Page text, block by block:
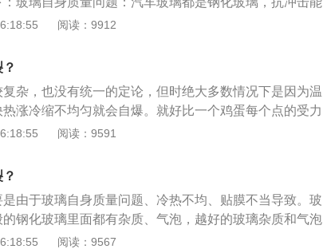
应及时更换新的；13、气缸侵蚀：当燃烧室与水道碰撞
烟，导致水箱经常缺水；解决方法：建议车主去4S店或
。
种情况，应立即靠边停车，切勿继续行驶。虽说一些小
了安全起见，还是建议直接更换。
后不易伤人，但可能会出现自爆的现象，依据国家标
力变形，致使玻璃爆裂。劣质贴膜或贴膜不当：劣质膜
阅读：9912
杂，也没有统一的定论，但时绝大多数情况下是因为温
涨冷缩不均匀就会自爆。就好比一个鸡蛋每个点的受力
也不会把鸡蛋压碎，一旦一个点的力或大或小则安全限
钢化处理不良。2、玻璃贴膜时玻璃得不到均匀受热。
。
阅读：9591
由于玻璃自身质量问题、冷热不均、贴膜不当导致。玻
钢化玻璃里面都有杂质、气泡，越好的玻璃杂质和气泡
在质量问题。冷热不均：当玻璃膜冷热变量过大时，也
阅读：9567